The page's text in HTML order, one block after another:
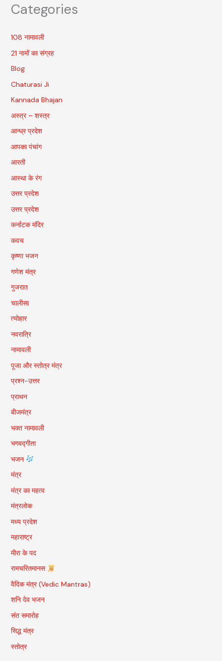
Categories
108 नामावली
21 नामों का संग्रह
Blog
Chaturasi Ji
Kannada Bhajan
अस्त्र – शस्त्र
आन्ध्र प्रदेश
आपका पंचांग
आरती
आस्था के रंग
उत्तर प्रदेश
उत्तर प्रदेश
कर्नाटक मंदिर
कवच
कृष्णा भजन
गणेश मंत्र
गुजरात
चालीसा
त्योहार
नवरात्रि
नामावली
पूजा और स्तोत्र मंत्र
प्रश्न-उत्तर
प्राथन
बीजमंत्र
भक्त नामावली
भगवद्गीता
भजन
मंत्र
मंत्र का महत्व
मंत्रलोक
मध्य प्रदेश
महाराष्ट्र
मीरा के पद
रामचरितमानस
वैदिक मंत्र (Vedic Mantras)
शनि देव भजन
संत समारोह
सिद्ध मंत्र
स्तोत्र